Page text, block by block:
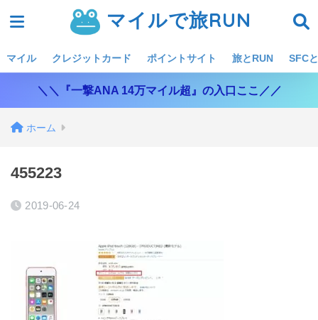
マイルで旅RUN
マイル クレジットカード ポイントサイト 旅とRUN SFC
＼＼『一撃ANA 14万マイル超』の入口ここ／／
ホーム
455223
2019-06-24